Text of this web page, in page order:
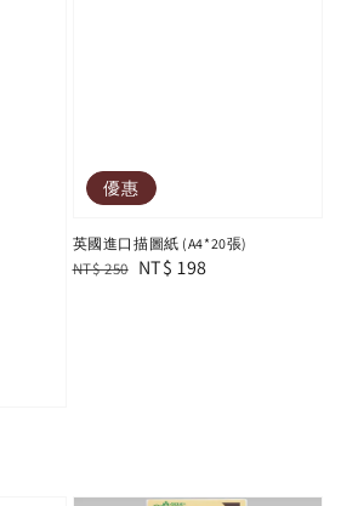
優惠
英國進口描圖紙 (A4*20張)
Regular
NT$ 250 Sale
NT$ 198